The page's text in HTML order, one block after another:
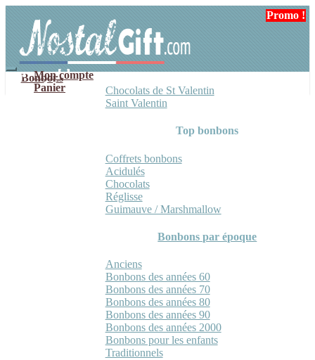
navigation
contenu
Mon compte
Panier
Bonbons
Chocolats de St Valentin
Saint Valentin
Top bonbons
Coffrets bonbons
Acidulés
Chocolats
Réglisse
Guimauve / Marshmallow
Bonbons par époque
Anciens
Bonbons des années 60
Bonbons des années 70
Bonbons des années 80
Bonbons des années 90
Bonbons des années 2000
Bonbons pour les enfants
Traditionnels
Promo !